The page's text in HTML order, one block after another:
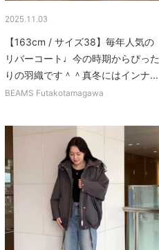
2025.11.03
【163cm / サイズ38】毎年人気の
リバーコート♩今の時期からぴった
りの羽織です＾＾真冬にはインナ...
BEAMS Futakotamagawa